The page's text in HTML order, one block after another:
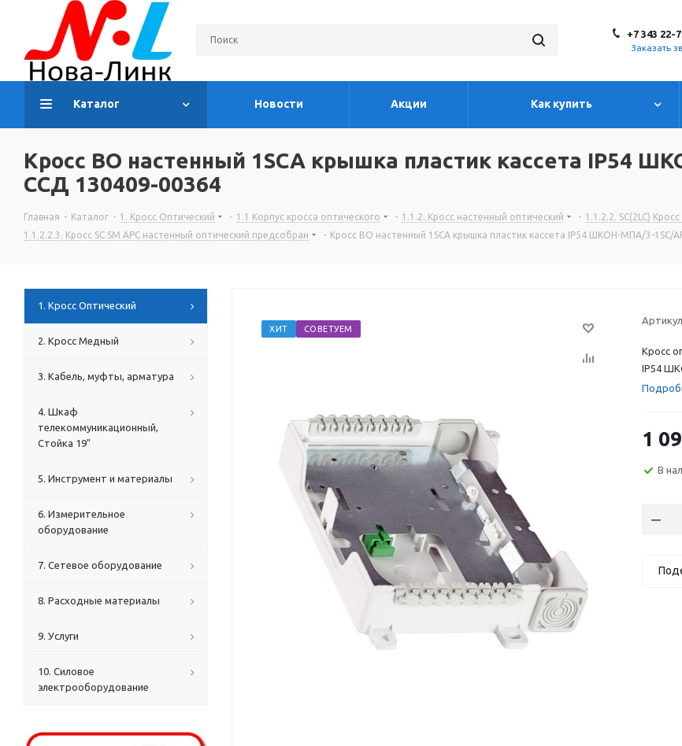
+7 343 22-
Заказать
Каталог Новости Акции Как купить
Кросс ВО настенный 1SCA крышка пластик кассета IP54
ССД 130409-00364
Главная - Каталог - 1. Кросс Оптический - 1.1 Корпус кросса оптического - 1.1.2. Кросс настенный оптический - 1.1.2.2. SC(2LC)
1.1.2.2.3. Кросс SC SM APC настенный оптический предсобран
- Кросс ВО настенный 1SCA крышка пластик кассета IP54 ШКОН-МПА/3-1SC/
ХИТ СОВЕТУЕМ
Кросс
IP54
1
В
1. Кросс Оптический
2. Кросс Медный
3. Кабель, муфты, арматура
4. Шкаф
телекоммуникационный,
Стойка 19"
5. Инструмент и материалы
6. Измерительное
оборудование
7. Сетевое оборудование
8. Расходные материалы
9. Услуги
10. Силовое
электрооборудование